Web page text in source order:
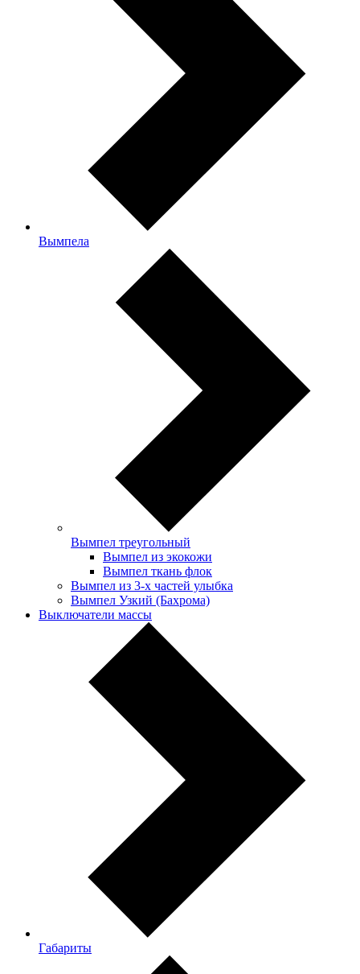
Вымпела
Вымпел треугольный
Вымпел из экокожи
Вымпел ткань флок
Вымпел из 3-х частей улыбка
Вымпел Узкий (Бахрома)
Выключатели массы
Габариты